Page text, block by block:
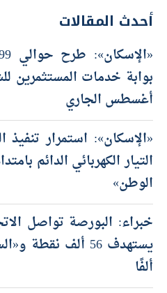
أحدث المقالات
أغسطس الجاري
«الإسكان»: استمرار تنفيذ
التيار الكهربائي الدائم
الوطن»
ألفًا